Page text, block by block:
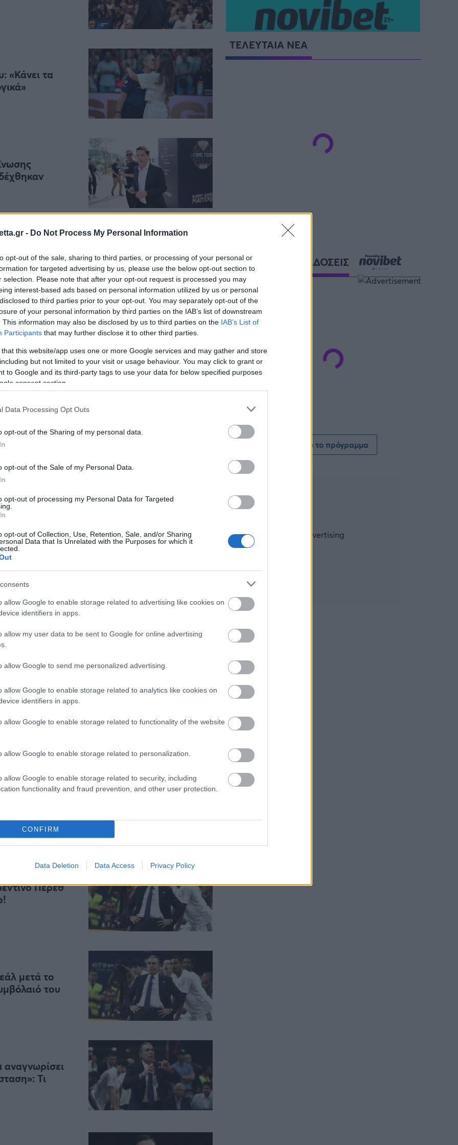
- Do Not Process My Personal Information
opt-out of the sale, sharing to third parties, or processing of your personal or
for targeted advertising by us, please use the below opt-out section to
selection. Please note that after your opt-out request is processed you may
interest-based ads based on personal information utilized by us or personal
to third parties prior to your opt-out. You may separately opt-out of the
of your personal information by third parties on the IAB’s list of downstream
This information may also be disclosed by us to third parties on the IAB’s List of
Participants that may further disclose it to other third parties.
that this website/app uses one or more Google services and may gather and store
but not limited to your visit or usage behaviour. You may click to grant or
to Google and its third-party tags to use your data for below specified purposes
consent section.
Data Processing Opt Outs
opt-out of the Sharing of my personal data.
opt-out of the Sale of my Personal Data.
opt-out of processing my Personal Data for Targeted
opt-out of Collection, Use, Retention, Sale, and/or Sharing
Data that Is Unrelated with the Purposes for which it
allow Google to enable storage related to advertising like cookies on
identifiers in apps.
allow my user data to be sent to Google for online advertising
allow Google to send me personalized advertising.
allow Google to enable storage related to analytics like cookies on
identifiers in apps.
allow Google to enable storage related to functionality of the website
allow Google to enable storage related to personalization.
allow Google to enable storage related to security, including
functionality and fraud prevention, and other user protection.
CONFIRM
Data Deletion Data Access Privacy Policy
«Κάνει τα
μετά την
«Ήθελα να
στη
ήταν
να
Ρεάλ
της Ρεάλ
κάδρο για
Πέρεθ
μετά το
του
αναγνωρίσει
Τι
ΤΕΛΕΥΤΑΙΑ ΝΕΑ
ΑΘΛΗΤΙΚΕΣ ΜΕΤΑΔΟΣΕΙΣ
Δείτε όλο το πρόγραμμα